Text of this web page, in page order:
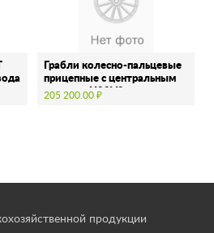
Грабли колесно-пальцевые
прицепные с центральным
колесом H90V8
205 200.00 ₽
продукции